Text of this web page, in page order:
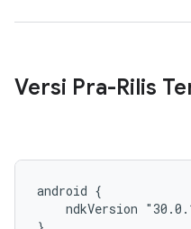
Versi Pra-Rilis
android {
ndkVersion